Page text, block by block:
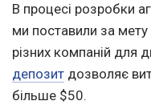
В процесі розробки
ми поставили за
різних компаній для
депозит дозволяє
більше $50.